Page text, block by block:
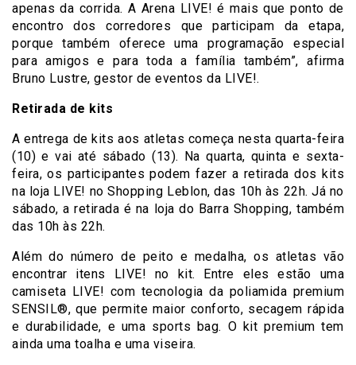
apenas da corrida. A Arena LIVE! é mais que ponto de
encontro dos corredores que participam da etapa,
porque também oferece uma programação especial
para amigos e para toda a família também”, afirma
Bruno Lustre, gestor de eventos da LIVE!.
Retirada de kits
A entrega de kits aos atletas começa nesta quarta-feira
(10) e vai até sábado (13). Na quarta, quinta e sexta-
feira, os participantes podem fazer a retirada dos kits
na loja LIVE! no Shopping Leblon, das 10h às 22h. Já no
sábado, a retirada é na loja do Barra Shopping, também
das 10h às 22h.
Além do número de peito e medalha, os atletas vão
encontrar itens LIVE! no kit. Entre eles estão uma
camiseta LIVE! com tecnologia da poliamida premium
SENSIL®️, que permite maior conforto, secagem rápida
e durabilidade, e uma sports bag. O kit premium tem
ainda uma toalha e uma viseira.